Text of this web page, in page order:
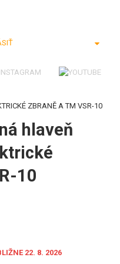
ZBRANĚ A TM VSR-10
hlaveň
10
22. 8. 2026